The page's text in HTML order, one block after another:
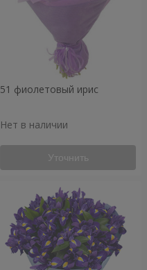
51 фиолетовый ирис
Нет в наличии
Уточнить